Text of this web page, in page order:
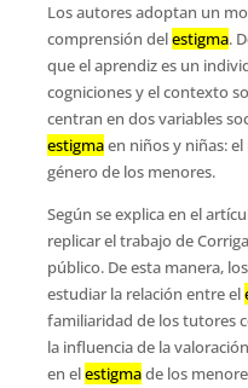
Los autores adoptan un
comprensión delestigma.
que el aprendiz es un
cogniciones y el contexto
centran en dos variables
estigmaen niños y niñas: el
género de los menores.
Según se explica en el
replicar el trabajo de
público. De esta manera,
estudiar la relación entre el
familiaridad de los tutores
la influencia de la
en elestigmade los